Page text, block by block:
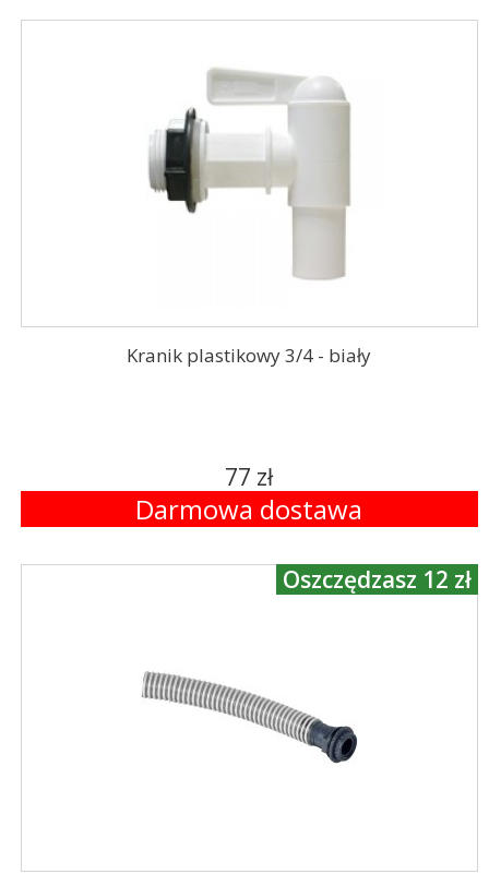
Kranik plastikowy 3/4 - biały
77 zł
Darmowa dostawa
Oszczędzasz 12 zł